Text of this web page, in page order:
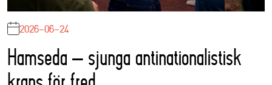
2026-06-24
Hamseda – sjunga antinationalistisk